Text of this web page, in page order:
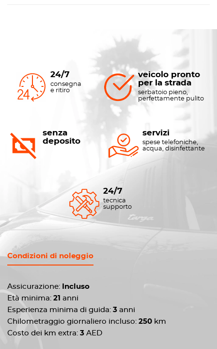
24/7
consegna
e ritiro
veicolo pronto
per la strada
serbatoio pieno,
perfettamente pulito
senza
deposito
servizi
spese telefoniche,
acqua, disinfettante
24/7
tecnica
supporto
Condizioni di noleggio
Assicurazione:
Incluso
Età minima: 21 anni
Esperienza minima di guida: 3 anni
Chilometraggio giornaliero incluso: 250 km
Costo dei km extra: 3 AED